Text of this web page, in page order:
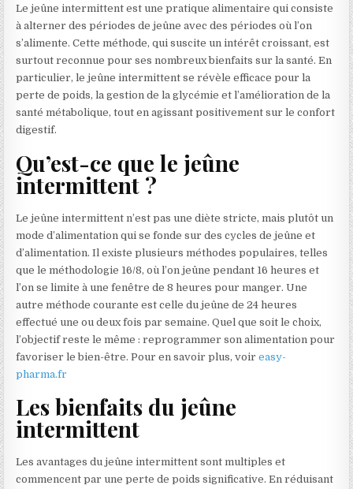
Le jeûne intermittent est une pratique alimentaire qui consiste
à alterner des périodes de jeûne avec des périodes où l’on
s’alimente. Cette méthode, qui suscite un intérêt croissant, est
surtout reconnue pour ses nombreux bienfaits sur la santé. En
particulier, le jeûne intermittent se révèle efficace pour la
perte de poids, la gestion de la glycémie et l’amélioration de la
santé métabolique, tout en agissant positivement sur le confort
digestif.
Qu’est-ce que le jeûne
intermittent ?
Le jeûne intermittent n’est pas une diète stricte, mais plutôt un
mode d’alimentation qui se fonde sur des cycles de jeûne et
d’alimentation. Il existe plusieurs méthodes populaires, telles
que le méthodologie 16/8, où l’on jeûne pendant 16 heures et
l’on se limite à une fenêtre de 8 heures pour manger. Une
autre méthode courante est celle du jeûne de 24 heures
effectué une ou deux fois par semaine. Quel que soit le choix,
l’objectif reste le même : reprogrammer son alimentation pour
favoriser le bien-être. Pour en savoir plus, voireasy-
pharma.fr
Les bienfaits du jeûne
intermittent
Les avantages du jeûne intermittent sont multiples et
commencent par une perte de poids significative. En réduisant